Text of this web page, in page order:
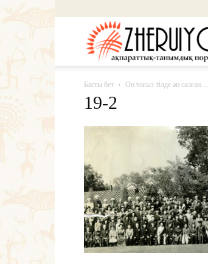
Басты бет Он тоғыз тілде ән салған…
19-2